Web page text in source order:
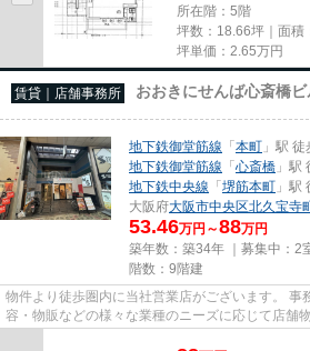
所在階：5階
坪数：18.66坪｜面積
坪単価： 2.65万円
賃貸｜店舗事務所 おおきにせんば心斎橋ビ
地下鉄御堂筋線 「本町 」駅
地下鉄御堂筋線 「心斎橋 」駅
地下鉄中央線 「堺筋本町 」駅
大阪府大阪市中央区北久宝寺
53.46万円～88万円
築年数：築34年 ｜募集中： 2
階数：9階建
物件より徒歩圏内に当社営業店がございます。 事
容・物販などの様々な業種のニーズに応じて店舗
尚、弊社ではおとり広告は一切...